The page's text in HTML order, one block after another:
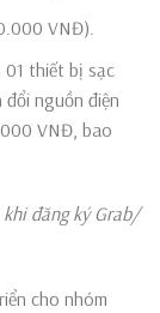
VNĐ).
01 thiết bị sạc
nguồn điện
VNĐ, bao
đăng ký Grab/
cho nhóm